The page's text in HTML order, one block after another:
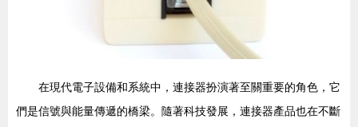
在現代電子設備和系統中，連接器扮演著至關重要的角色，它
們是信號與能量傳遞的橋梁。隨著科技發展，連接器產品也在不斷